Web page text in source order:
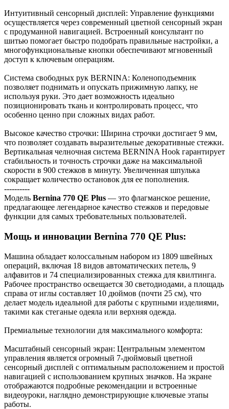
Интуитивный сенсорный дисплей: Управление функциями
осуществляется через современный цветной сенсорный экран
с продуманной навигацией. Встроенный консультант по
шитью помогает быстро подобрать правильные настройки, а
многофункциональные кнопки обеспечивают мгновенный
доступ к ключевым операциям.
Система свободных рук BERNINA: Коленоподъемник
позволяет поднимать и опускать прижимную лапку, не
используя руки. Это дает возможность идеально
позиционировать ткань и контролировать процесс, что
особенно ценно при сложных видах работ.
Высокое качество строчки: Ширина строчки достигает 9 мм,
что позволяет создавать выразительные декоративные стежки.
Вертикальная челночная система BERNINA Hook гарантирует
стабильность и точность строчки даже на максимальной
скорости в 900 стежков в минуту. Увеличенная шпулька
сокращает количество остановок для ее пополнения.
----------
Модель Bernina 770 QE Plus — это флагманское решение,
предлагающее легендарное качество стежков и передовые
функции для самых требовательных пользователей.
Мощь и инновации Bernina 770 QE Plus:
Машина обладает колоссальным набором из 1809 швейных
операций, включая 18 видов автоматических петель, 9
алфавитов и 74 специализированных стежка для квилтинга.
Рабочее пространство освещается 30 светодиодами, а площадь
справа от иглы составляет 10 дюймов (почти 25 см), что
делает модель идеальной для работы с крупными изделиями,
такими как стеганые одеяла или верхняя одежда.
Премиальные технологии для максимального комфорта:
Масштабный сенсорный экран: Центральным элементом
управления является огромный 7-дюймовый цветной
сенсорный дисплей с оптимальным расположением и простой
навигацией с использованием крупных значков. На экране
отображаются подробные рекомендации и встроенные
видеоуроки, наглядно демонстрирующие ключевые этапы
работы.